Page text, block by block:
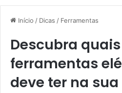
Início / Dicas / Ferramentas
Descubra quais
ferramentas
deve ter na